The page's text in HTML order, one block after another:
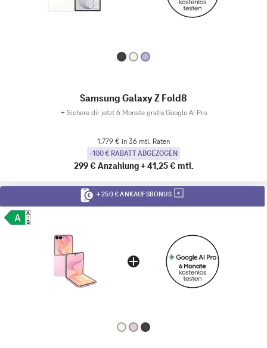
Samsung Galaxy Z Fold8
+ Sichere dir jetzt 6 Monate gratis Google AI Pro
1.779 € in 36 mtl. Raten
-100 € RABATT ABGEZOGEN
299 € Anzahlung+41,25 € mtl.
+ 250 € ANKAUFSBONUS